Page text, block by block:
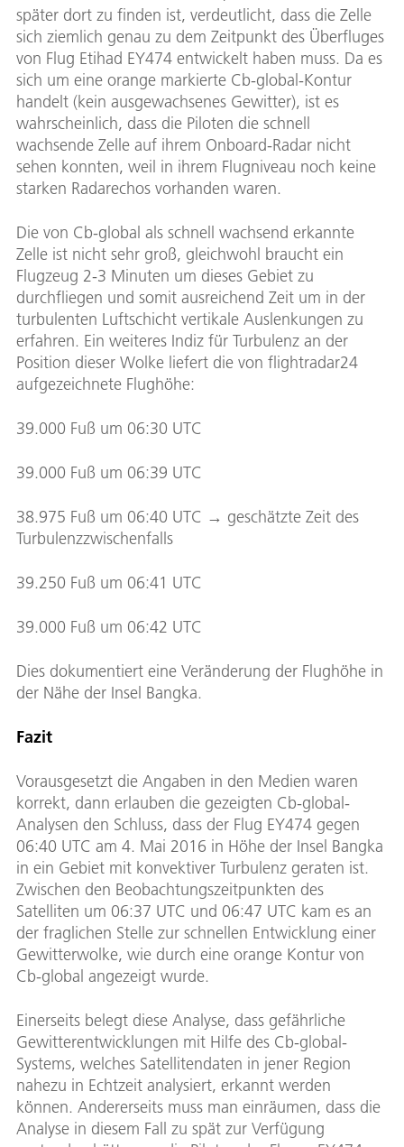
später dort zu finden ist, verdeutlicht, dass die Zelle
sich ziemlich genau zu dem Zeitpunkt des Überfluges
von Flug Etihad EY474 entwickelt haben muss. Da es
sich um eine orange markierte Cb-global-Kontur
handelt (kein ausgewachsenes Gewitter), ist es
wahrscheinlich, dass die Piloten die schnell
wachsende Zelle auf ihrem Onboard-Radar nicht
sehen konnten, weil in ihrem Flugniveau noch keine
starken Radarechos vorhanden waren.
Die von Cb-global als schnell wachsend erkannte
Zelle ist nicht sehr groß, gleichwohl braucht ein
Flugzeug 2-3 Minuten um dieses Gebiet zu
durchfliegen und somit ausreichend Zeit um in der
turbulenten Luftschicht vertikale Auslenkungen zu
erfahren. Ein weiteres Indiz für Turbulenz an der
Position dieser Wolke liefert die von flightradar24
aufgezeichnete Flughöhe:
39.000 Fuß um 06:30 UTC
39.000 Fuß um 06:39 UTC
38.975 Fuß um 06:40 UTC → geschätzte Zeit des
Turbulenzzwischenfalls
39.250 Fuß um 06:41 UTC
39.000 Fuß um 06:42 UTC
Dies dokumentiert eine Veränderung der Flughöhe in
der Nähe der Insel Bangka.
Fazit
Vorausgesetzt die Angaben in den Medien waren
korrekt, dann erlauben die gezeigten Cb-global-
Analysen den Schluss, dass der Flug EY474 gegen
06:40 UTC am 4. Mai 2016 in Höhe der Insel Bangka
in ein Gebiet mit konvektiver Turbulenz geraten ist.
Zwischen den Beobachtungszeitpunkten des
Satelliten um 06:37 UTC und 06:47 UTC kam es an
der fraglichen Stelle zur schnellen Entwicklung einer
Gewitterwolke, wie durch eine orange Kontur von
Cb-global angezeigt wurde.
Einerseits belegt diese Analyse, dass gefährliche
Gewitterentwicklungen mit Hilfe des Cb-global-
Systems, welches Satellitendaten in jener Region
nahezu in Echtzeit analysiert, erkannt werden
können. Andererseits muss man einräumen, dass die
Analyse in diesem Fall zu spät zur Verfügung